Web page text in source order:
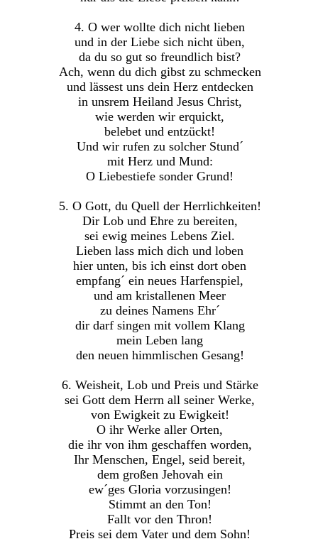
4. O wer wollte dich nicht lieben
und in der Liebe sich nicht üben,
da du so gut so freundlich bist?
Ach, wenn du dich gibst zu schmecken
und lässest uns dein Herz entdecken
in unsrem Heiland Jesus Christ,
wie werden wir erquickt,
belebet und entzückt!
Und wir rufen zu solcher Stund´
mit Herz und Mund:
O Liebestiefe sonder Grund!
5. O Gott, du Quell der Herrlichkeiten!
Dir Lob und Ehre zu bereiten,
sei ewig meines Lebens Ziel.
Lieben lass mich dich und loben
hier unten, bis ich einst dort oben
empfang´ ein neues Harfenspiel,
und am kristallenen Meer
zu deines Namens Ehr´
dir darf singen mit vollem Klang
mein Leben lang
den neuen himmlischen Gesang!
6. Weisheit, Lob und Preis und Stärke
sei Gott dem Herrn all seiner Werke,
von Ewigkeit zu Ewigkeit!
O ihr Werke aller Orten,
die ihr von ihm geschaffen worden,
Ihr Menschen, Engel, seid bereit,
dem großen Jehovah ein
ew´ges Gloria vorzusingen!
Stimmt an den Ton!
Fallt vor den Thron!
Preis sei dem Vater und dem Sohn!